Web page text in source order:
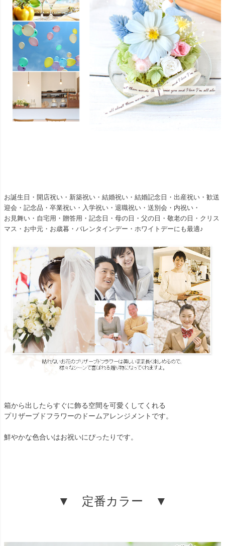
お誕生日・開店祝い・新築祝い・結婚祝い・結婚記念日・出産祝い・歓送
迎会・記念品・卒業祝い・入学祝い・退職祝い・送別会・内祝い・
お見舞い・自宅用・贈答用・記念日・母の日・父の日・敬老の日・クリス
マス・お中元・お歳暮・バレンタインデー・ホワイトデーにも最適♪
箱から出したらすぐに飾る空間を可愛くしてくれる
プリザーブドフラワーのドームアレンジメントです。
鮮やかな色合いはお祝いにぴったりです。
▼ 定番カラー ▼